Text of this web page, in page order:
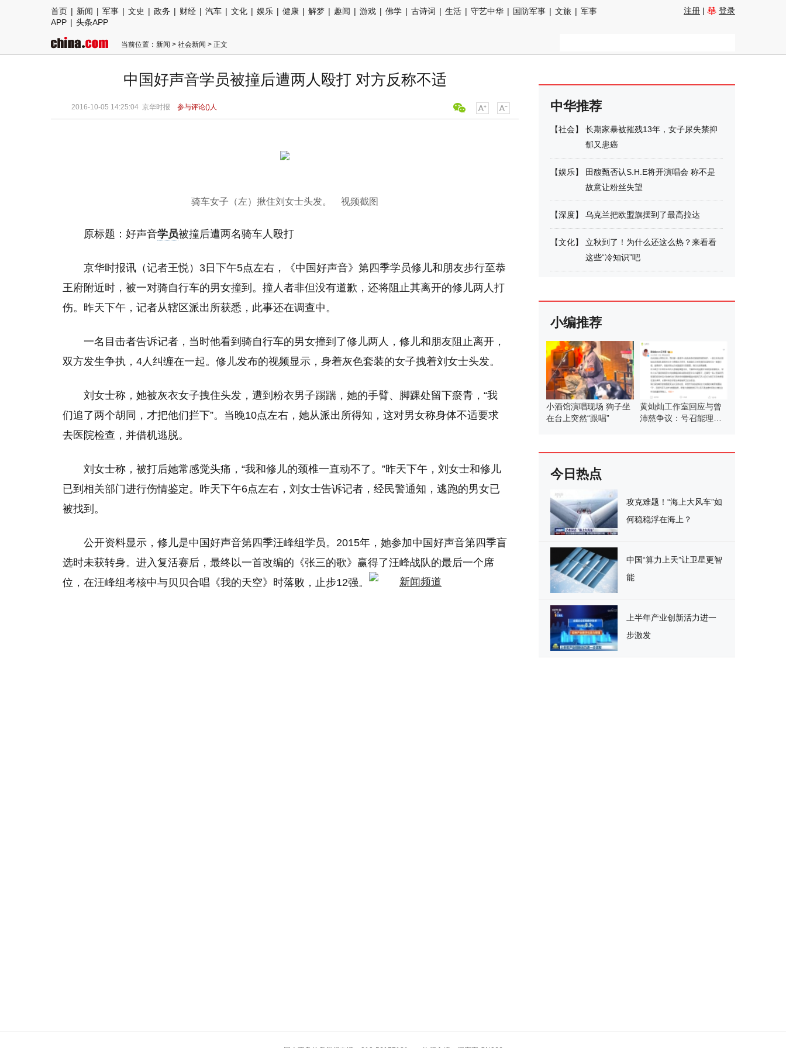
首页 | 新闻 | 军事 | 文史 | 政务 | 财经 | 汽车 | 文化 | 娱乐 | 健康 | 解梦 | 趣闻 | 游戏 | 佛学 | 古诗词 | 生活 | 守艺中华 | 国防军事 | 文旅 | 军事
APP | 头条APP
注册 | 登录
当前位置： 新闻 > 社会新闻 > 正文
中国好声音学员被撞后遭两人殴打 对方反称不适
2016-10-05 14:25:04 京华时报 参与评论()人
骑车女子（左）揪住刘女士头发。 视频截图
原标题：好声音学员被撞后遭两名骑车人殴打
京华时报讯（记者王悦）3日下午5点左右，《中国好声音》第四季学员修儿和朋友步行至恭
王府附近时，被一对骑自行车的男女撞到。撞人者非但没有道歉，还将阻止其离开的修儿两人打
伤。昨天下午，记者从辖区派出所获悉，此事还在调查中。
一名目击者告诉记者，当时他看到骑自行车的男女撞到了修儿两人，修儿和朋友阻止离开，
双方发生争执，4人纠缠在一起。修儿发布的视频显示，身着灰色套装的女子拽着刘女士头发。
刘女士称，她被灰衣女子拽住头发，遭到粉衣男子踢踹，她的手臂、脚踝处留下瘀青，“我
们追了两个胡同，才把他们拦下”。当晚10点左右，她从派出所得知，这对男女称身体不适要求
去医院检查，并借机逃脱。
刘女士称，被打后她常感觉头痛，“我和修儿的颈椎一直动不了。”昨天下午，刘女士和修儿
已到相关部门进行伤情鉴定。昨天下午6点左右，刘女士告诉记者，经民警通知，逃跑的男女已
被找到。
公开资料显示，修儿是中国好声音第四季汪峰组学员。2015年，她参加中国好声音第四季盲
选时未获转身。进入复活赛后，最终以一首改编的《张三的歌》赢得了汪峰战队的最后一个席
位，在汪峰组考核中与贝贝合唱《我的天空》时落败，止步12强。
中华推荐
【社会】
长期家暴被摧残13年，女子尿失禁抑
郁又患癌
【娱乐】
田馥甄否认S.H.E将开演唱会 称不是
故意让粉丝失望
【深度】 乌克兰把欧盟旗摆到了最高拉达
【文化】
立秋到了！为什么还这么热？来看看
这些“冷知识”吧
小编推荐
小酒馆演唱现场 狗子坐
在台上突然“跟唱”
黄灿灿工作室回应与曾
沛慈争议：号召能理智
今日热点
攻克难题！“海上大风车”如
何稳稳浮在海上？
中国“算力上天”让卫星更智
能
上半年产业创新活力进一
步激发